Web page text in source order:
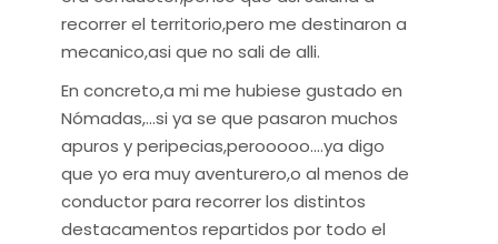
recorrer el territorio,pero me destinaron a
mecanico,asi que no sali de alli.
En concreto,a mi me hubiese gustado en
Nómadas,...si ya se que pasaron muchos
apuros y peripecias,perooooo....ya digo
que yo era muy aventurero,o al menos de
conductor para recorrer los distintos
destacamentos repartidos por todo el